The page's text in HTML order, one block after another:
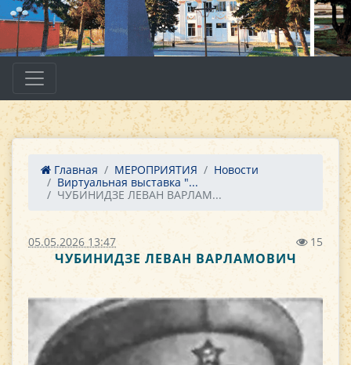
Главная МЕРОПРИЯТИЯ
Новости
Виртуальная выставка "...
ЧУБИНИДЗЕ ЛЕВАН ВАРЛАМ...
05.05.2026 13:47 15
ЧУБИНИДЗЕ ЛЕВАН ВАРЛАМОВИЧ